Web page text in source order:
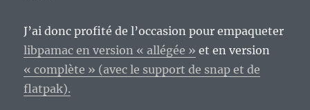
J’ai donc profité de l’occasion pour empaqueter
libpamac en version « allégée » et en version
« complète » (avec le support de snap et de
flatpak).